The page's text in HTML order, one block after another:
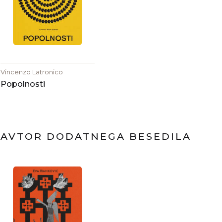
Vincenzo Latronico
Popolnosti
AVTOR DODATNEGA BESEDILA